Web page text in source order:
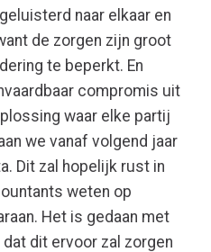
naar elkaar en
de zorgen zijn groot
te beperkt. En
compromis uit
waar elke partij
we vanaf volgend jaar
Dit zal hopelijk rust in
weten op
Het is gedaan met
dit ervoor zal zorgen